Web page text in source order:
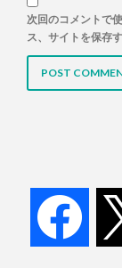
次回のコメントで
ス、サイトを保存す
facebook